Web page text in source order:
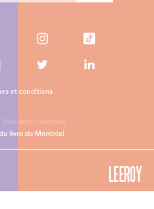
droits réservés
et conditions